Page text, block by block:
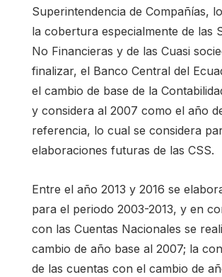
Superintendencia de Compañías,
la cobertura especialmente de las
No Financieras y de las Cuasi
finalizar, el Banco Central del
el cambio de base de la
y considera al 2007 como el año
referencia, lo cual se considera
elaboraciones futuras de las CSS.
Entre el año 2013 y 2016 se
para el periodo 2003-2013, y en
con las Cuentas Nacionales se
cambio de año base al 2007; la
de las cuentas con el cambio de